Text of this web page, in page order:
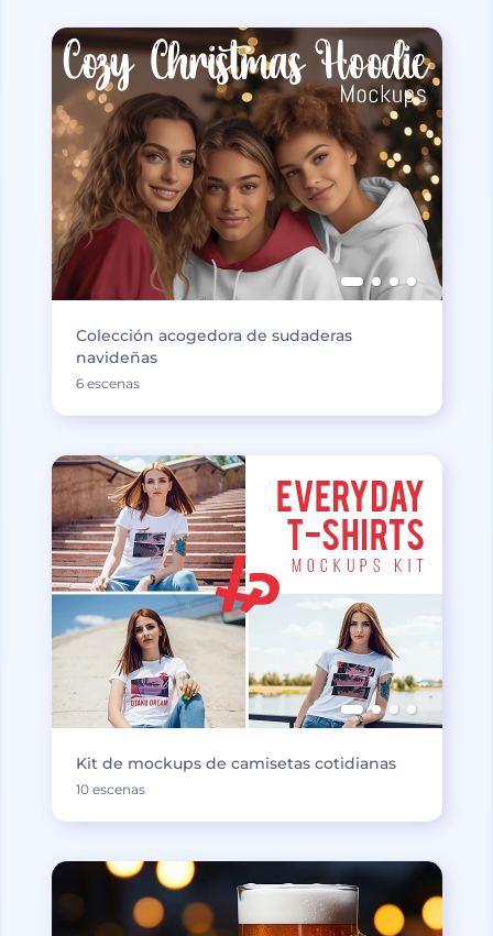
Colección acogedora de sudaderas
navideñas
6 escenas
Kit de mockups de camisetas cotidianas
10 escenas